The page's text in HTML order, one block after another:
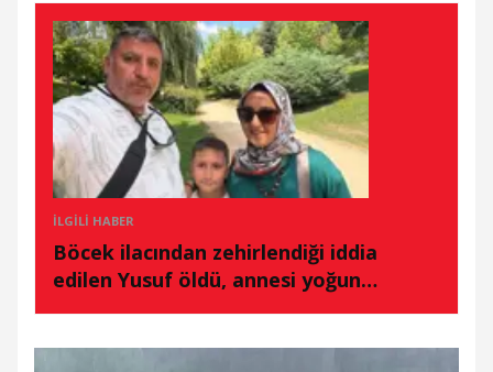
İLGILI HABER
Böcek ilacından zehirlendiği iddia
edilen Yusuf öldü, annesi yoğun
bakımda